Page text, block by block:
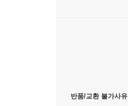
반품/교환 불가사유